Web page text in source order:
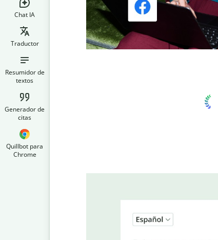
Chat IA
Traductor
Resumidor de
textos
Generador de
citas
Quillbot para
Chrome